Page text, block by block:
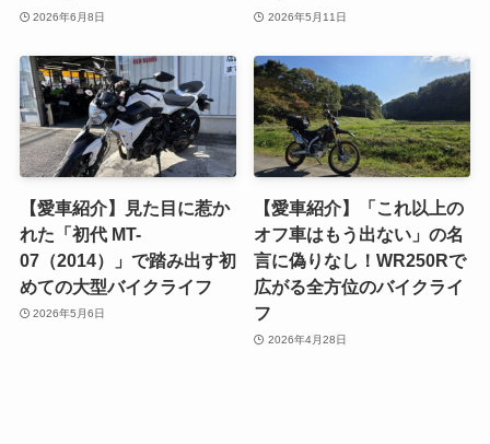
2026年6月8日 2026年5月11日
【愛車紹介】見た目に惹か
れた「初代 MT-
07（2014）」で踏み出す初
めての大型バイクライフ
2026年5月6日
【愛車紹介】「これ以上の
オフ車はもう出ない」の名
言に偽りなし！WR250Rで
広がる全方位のバイクライ
フ
2026年4月28日